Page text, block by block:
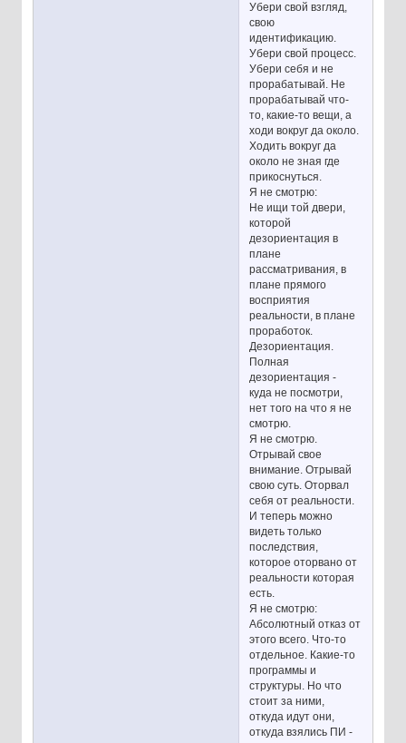
Убери свой взгляд,
свою
идентификацию.
Убери свой процесс.
Убери себя и не
прорабатывай. Не
прорабатывай что-
то, какие-то вещи, а
ходи вокруг да около.
Ходить вокруг да
около не зная где
прикоснуться.
Я не смотрю:
Не ищи той двери,
которой
дезориентация в
плане
рассматривания, в
плане прямого
восприятия
реальности, в плане
проработок.
Дезориентация.
Полная
дезориентация -
куда не посмотри,
нет того на что я не
смотрю.
Я не смотрю.
Отрывай свое
внимание. Отрывай
свою суть. Оторвал
себя от реальности.
И теперь можно
видеть только
последствия,
которое оторвано от
реальности которая
есть.
Я не смотрю:
Абсолютный отказ от
этого всего. Что-то
отдельное. Какие-то
программы и
структуры. Но что
стоит за ними,
откуда идут они,
откуда взялись ПИ -